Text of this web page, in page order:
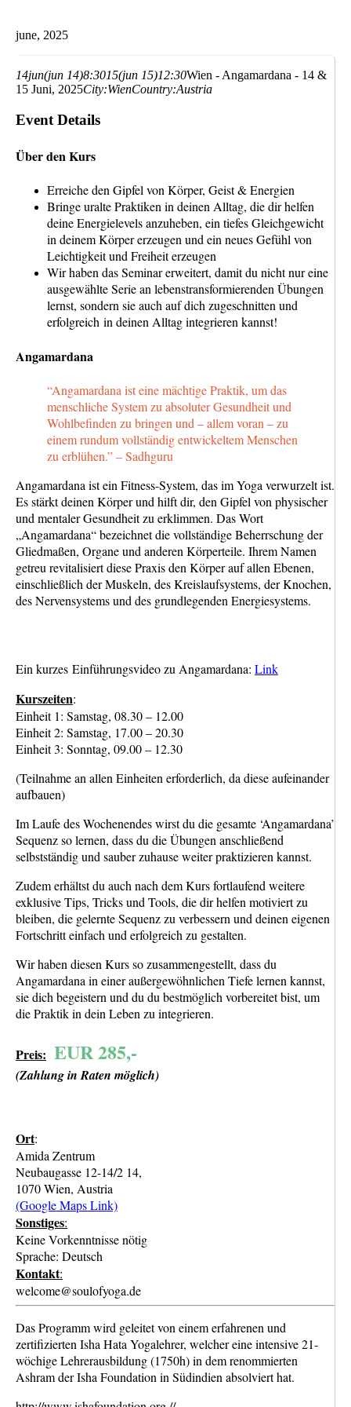
june, 2025
14jun(jun 14)8:3015(jun 15)12:30Wien - Angamardana - 14 &
15 Juni, 2025City:WienCountry:Austria
Event Details
Über den Kurs
Erreiche den Gipfel von Körper, Geist & Energien
Bringe uralte Praktiken in deinen Alltag, die dir helfen
deine Energielevels anzuheben, ein tiefes Gleichgewicht
in deinem Körper erzeugen und ein neues Gefühl von
Leichtigkeit und Freiheit erzeugen
Wir haben das Seminar erweitert, damit du nicht nur eine
ausgewählte Serie an lebenstransformierenden Übungen
lernst, sondern sie auch auf dich zugeschnitten und
erfolgreich in deinen Alltag integrieren kannst!
Angamardana
“Angamardana ist eine mächtige Praktik, um das
menschliche System zu absoluter Gesundheit und
Wohlbefinden zu bringen und – allem voran – zu
einem rundum vollständig entwickeltem Menschen
zu erblühen.” – Sadhguru
Angamardana ist ein Fitness-System, das im Yoga verwurzelt ist.
Es stärkt deinen Körper und hilft dir, den Gipfel von physischer
und mentaler Gesundheit zu erklimmen. Das Wort
„Angamardana“ bezeichnet die vollständige Beherrschung der
Gliedmaßen, Organe und anderen Körperteile. Ihrem Namen
getreu revitalisiert diese Praxis den Körper auf allen Ebenen,
einschließlich der Muskeln, des Kreislaufsystems, der Knochen,
des Nervensystems und des grundlegenden Energiesystems.
Ein kurzes Einführungsvideo zu Angamardana: Link
Kurszeiten:
Einheit 1: Samstag, 08.30 – 12.00
Einheit 2: Samstag, 17.00 – 20.30
Einheit 3: Sonntag, 09.00 – 12.30
(Teilnahme an allen Einheiten erforderlich, da diese aufeinander
aufbauen)
Im Laufe des Wochenendes wirst du die gesamte ‘Angamardana’
Sequenz so lernen, dass du die Übungen anschließend
selbstständig und sauber zuhause weiter praktizieren kannst.
Zudem erhältst du auch nach dem Kurs fortlaufend weitere
exklusive Tips, Tricks und Tools, die dir helfen motiviert zu
bleiben, die gelernte Sequenz zu verbessern und deinen eigenen
Fortschritt einfach und erfolgreich zu gestalten.
Wir haben diesen Kurs so zusammengestellt, dass du
Angamardana in einer außergewöhnlichen Tiefe lernen kannst,
sie dich begeistern und du du bestmöglich vorbereitet bist, um
die Praktik in dein Leben zu integrieren.
Preis: EUR 285,-
(Zahlung in Raten möglich)
Ort:
Amida Zentrum
Neubaugasse 12-14/2 14,
1070 Wien, Austria
(Google Maps Link)
Sonstiges:
Keine Vorkenntnisse nötig
Sprache: Deutsch
Kontakt:
welcome@soulofyoga.de
Das Programm wird geleitet von einem erfahrenen und
zertifizierten Isha Hata Yogalehrer, welcher eine intensive 21-
wöchige Lehrerausbildung (1750h) in dem renommierten
Ashram der Isha Foundation in Südindien absolviert hat.